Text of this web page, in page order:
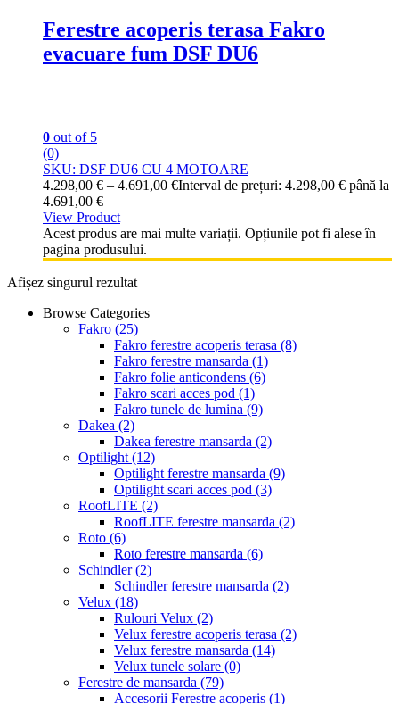
Ferestre acoperis terasa Fakro
evacuare fum DSF DU6
0 out of 5
(0)
SKU: DSF DU6 CU 4 MOTOARE
4.298,00 € – 4.691,00 €Interval de prețuri: 4.298,00 € până la
4.691,00 €
View Product
Acest produs are mai multe variații. Opțiunile pot fi alese în
pagina produsului.
Afișez singurul rezultat
Browse Categories
Fakro (25)
Fakro ferestre acoperis terasa (8)
Fakro ferestre mansarda (1)
Fakro folie anticondens (6)
Fakro scari acces pod (1)
Fakro tunele de lumina (9)
Dakea (2)
Dakea ferestre mansarda (2)
Optilight (12)
Optilight ferestre mansarda (9)
Optilight scari acces pod (3)
RoofLITE (2)
RoofLITE ferestre mansarda (2)
Roto (6)
Roto ferestre mansarda (6)
Schindler(2)
Schindler ferestre mansarda (2)
Velux (18)
Rulouri Velux (2)
Velux ferestre acoperis terasa (2)
Velux ferestre mansarda (14)
Velux tunele solare (0)
Ferestre de mansarda (79)
Accesorii Ferestre acoperis (1)